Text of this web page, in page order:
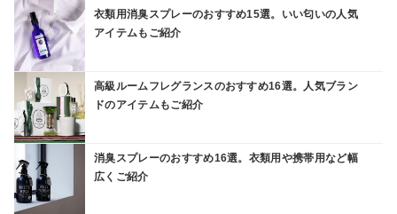
衣類用消臭スプレーのおすすめ15選。いい匂いの人気
アイテムもご紹介
高級ルームフレグランスのおすすめ16選。人気ブラン
ドのアイテムもご紹介
消臭スプレーのおすすめ16選。衣類用や携帯用など幅
広くご紹介